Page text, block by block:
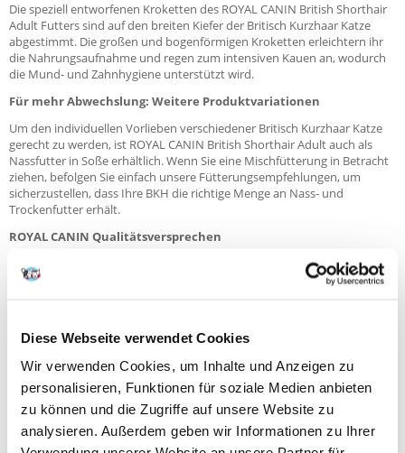
Diese Webseite verwendet Cookies
Wir verwenden Cookies, um Inhalte und Anzeigen zu
personalisieren, Funktionen für soziale Medien anbieten
zu können und die Zugriffe auf unsere Website zu
analysieren. Außerdem geben wir Informationen zu Ihrer
Die speziell entworfenen Kroketten des ROYAL CANIN British Shorthair
Adult Futters sind auf den breiten Kiefer der Britisch Kurzhaar Katze
abgestimmt. Die großen und bogenförmigen Kroketten erleichtern ihr
die Nahrungsaufnahme und regen zum intensiven Kauen an, wodurch
die Mund- und Zahnhygiene unterstützt wird.
Für mehr Abwechslung: Weitere Produktvariationen
Um den individuellen Vorlieben verschiedener Britisch Kurzhaar Katze
gerecht zu werden, ist ROYAL CANIN British Shorthair Adult auch als
Nassfutter in Soße erhältlich. Wenn Sie eine Mischfütterung in Betracht
ziehen, befolgen Sie einfach unsere Fütterungsempfehlungen, um
sicherzustellen, dass Ihre BKH die richtige Menge an Nass- und
Trockenfutter erhält.
ROYAL CANIN Qualitätsversprechen
Alle ROYAL CANIN Produkte durchlaufen eine umfassende
Qualitätskontrolle, um eine optimale Futterqualität zu gewährleisten
ausgewogene Ernährung.
Bestandteile
ZUSAMMENSETZUNG:
Geflügelprotein (getrocknet), Reis, Pflanzenproteinisolat*, Tierfett, Mais,
Maiskleberfutter, Lignozellulose, tierisches Protein (hydrolysiert),
Zichorienfaser, Fischöl, Sojaöl, Mineralstoffe, Hefen und deren Teile,